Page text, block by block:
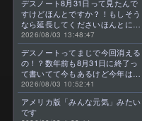
デスノート8月31日って見たんで
すけどほんとですか？！もしそう
なら延長してくださいほんとに大
好きなんです😭
2026/08/03 13:48:47
デスノートってまじで今回消える
の！？数年前も8月31日に終了っ
て書いてて今もあるけど今年はま
じのやつ！？よくわからん！！で
きればなくならないでほしい！平
成アニメを振り返らせてくれっ
っ！！！！！！！
2026/08/03 10:52:41
アメリカ版「みんな元気」みたい
です